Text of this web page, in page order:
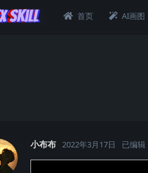
首页 AI画图
小布布 2022年3月17日 已编辑